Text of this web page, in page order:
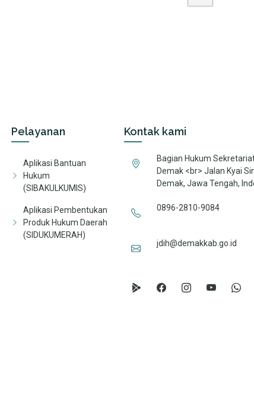
Pelayanan
Aplikasi Bantuan
Hukum
(SIBAKULKUMIS)
Aplikasi Pembentukan
Produk Hukum Daerah
(SIDUKUMERAH)
Kontak kami
Bagian Hukum
Demak <br> Jalan Kyai
Demak, Jawa Tengah,
0896-2810-9084
jdih@demakkab.go.id